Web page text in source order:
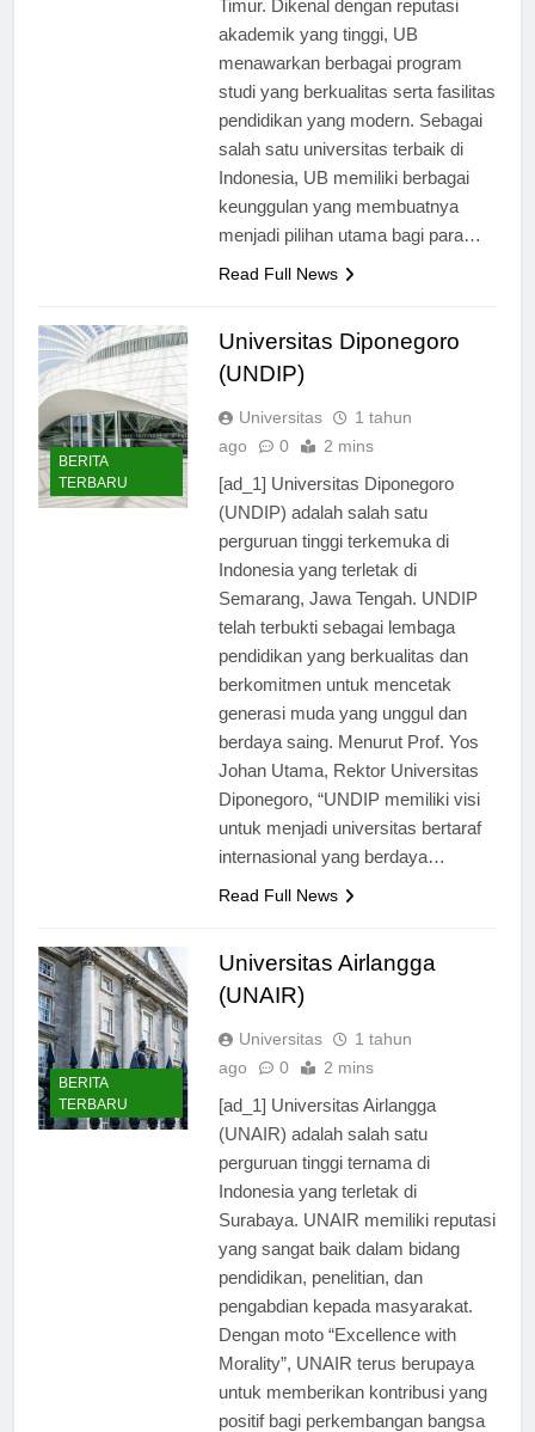
Timur. Dikenal dengan reputasi
akademik yang tinggi, UB
menawarkan berbagai program
studi yang berkualitas serta fasilitas
pendidikan yang modern. Sebagai
salah satu universitas terbaik di
Indonesia, UB memiliki berbagai
keunggulan yang membuatnya
BERITA
TERBARU
Universitas Diponegoro
(UNDIP)
Universitas
1 tahun
[ad_1] Universitas Diponegoro
(UNDIP) adalah salah satu
perguruan tinggi terkemuka di
Indonesia yang terletak di
Semarang, Jawa Tengah. UNDIP
telah terbukti sebagai lembaga
pendidikan yang berkualitas dan
berkomitmen untuk mencetak
generasi muda yang unggul dan
berdaya saing. Menurut Prof. Yos
Johan Utama, Rektor Universitas
Diponegoro, “UNDIP memiliki visi
untuk menjadi universitas bertaraf
BERITA
TERBARU
Universitas Airlangga
(UNAIR)
Universitas
1 tahun
[ad_1] Universitas Airlangga
(UNAIR) adalah salah satu
perguruan tinggi ternama di
Indonesia yang terletak di
Surabaya. UNAIR memiliki reputasi
yang sangat baik dalam bidang
pendidikan, penelitian, dan
pengabdian kepada masyarakat.
Dengan moto “Excellence with
Morality”, UNAIR terus berupaya
untuk memberikan kontribusi yang